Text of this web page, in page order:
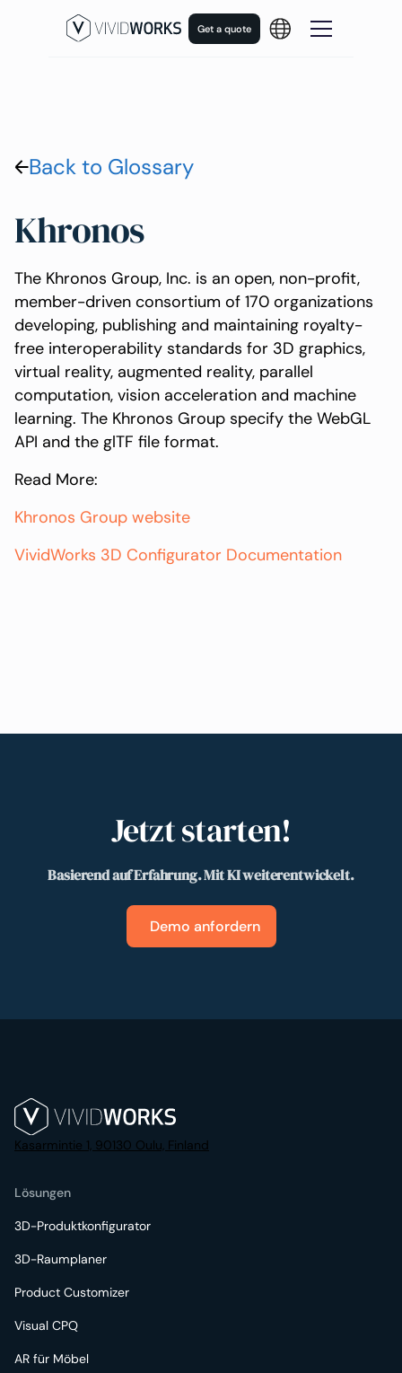
Get a quote
Back to Glossary
Khronos
The Khronos Group, Inc. is an open, non-profit,
member-driven consortium of 170 organizations
developing, publishing and maintaining royalty-
free interoperability standards for 3D graphics,
virtual reality, augmented reality, parallel
computation, vision acceleration and machine
learning. The Khronos Group specify the WebGL
API and the glTF file format.
Read More:
Khronos Group website
VividWorks 3D Configurator Documentation
Jetzt starten!
Basierend auf Erfahrung. Mit KI weiterentwickelt.
Demo anfordern
Kasarmintie 1, 90130 Oulu, Finland
Lösungen
3D-Produktkonfigurator
3D-Raumplaner
Product Customizer
Visual CPQ
AR für Möbel